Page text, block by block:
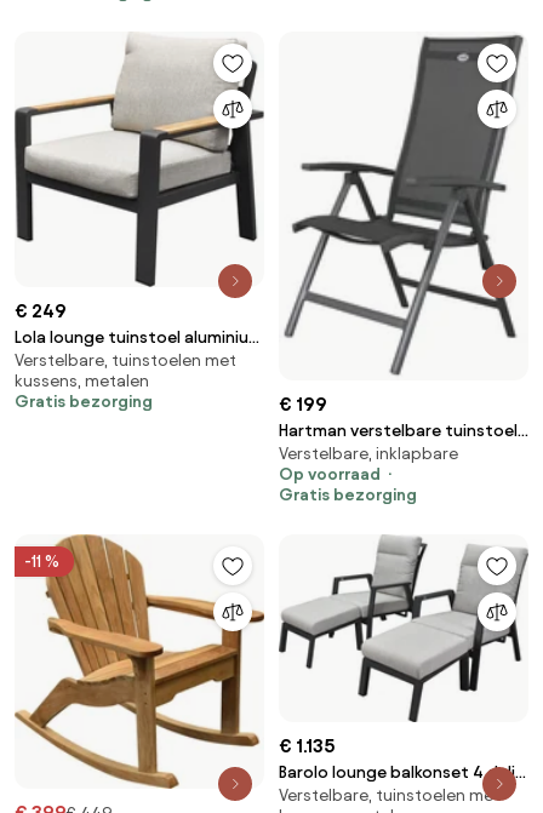
€ 249
Lola lounge tuinstoel aluminium
antraciet soft grey kussens
Verstelbare, tuinstoelen met
kussens, metalen
Gratis bezorging
€ 199
Hartman verstelbare tuinstoel
Salvatore
Verstelbare, inklapbare
Op voorraad
Gratis bezorging
-11 %
€ 1.135
Barolo lounge balkonset 4 delig
verstelbaar antraciet
Verstelbare, tuinstoelen met